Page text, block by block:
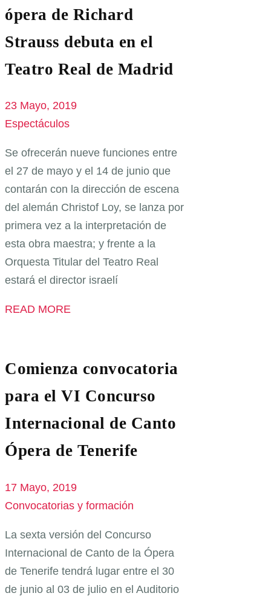
ópera de Richard
Strauss debuta en el
Teatro Real de Madrid
23 Mayo, 2019
Espectáculos
Se ofrecerán nueve funciones entre
el 27 de mayo y el 14 de junio que
contarán con la dirección de escena
del alemán Christof Loy, se lanza por
primera vez a la interpretación de
esta obra maestra; y frente a la
Orquesta Titular del Teatro Real
estará el director israelí
READ MORE
Comienza convocatoria
para el VI Concurso
Internacional de Canto
Ópera de Tenerife
17 Mayo, 2019
Convocatorias y formación
La sexta versión del Concurso
Internacional de Canto de la Ópera
de Tenerife tendrá lugar entre el 30
de junio al 03 de julio en el Auditorio